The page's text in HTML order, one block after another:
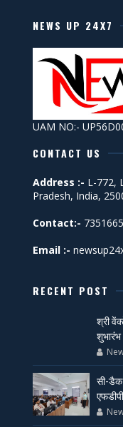
NEWS UP 24X7
UAM NO:-
CONTACT US
Address :- L-772,
Pradesh, India,
Contact:-
Email :-
RECENT POST
श्री
शुभारंभ
सी-डैक